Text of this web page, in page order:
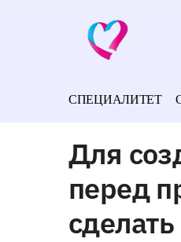
СПЕЦИАЛИТЕТ
Для
перед